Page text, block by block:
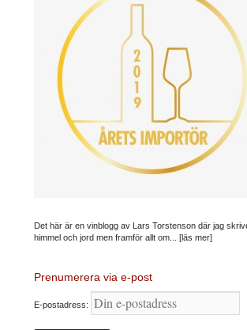
Det här är en vinblogg av Lars Torstenson där jag
himmel och jord men framför allt om... [läs mer]
Prenumerera via e-post
E-postadress: